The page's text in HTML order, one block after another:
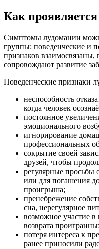
Как
Симптомы лудомании
группы: поведенческие и
признаков взаимосвязаны,
сопровождают развитие
Поведенческие признаки
неспособность
когда человек
постоянное
эмоционального
игнорирование
профессиональных
сокрытие своей
друзей, чтобы
регулярные просьбы
или для погашения
проигрыша;
пренебрежение
сна, нерегулярное
возможное участие
возврата
потеря интереса к
ранее приносили